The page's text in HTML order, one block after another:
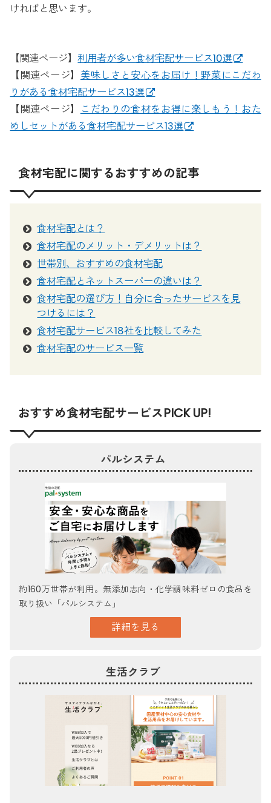
ければと思います。
【関連ページ】利用者が多い食材宅配サービス10選
【関連ページ】 美味しさと安心をお届け！野菜にこだわ
りがある食材宅配サービス13選
【関連ページ】
こだわりの食材をお得に楽しもう！おた
めしセットがある食材宅配サービス13選
食材宅配に関するおすすめの記事
食材宅配とは？
食材宅配のメリット・デメリットは？
世帯別、おすすめの食材宅配
食材宅配とネットスーパーの違いは？
食材宅配の選び方！自分に合ったサービスを見
つけるには？
食材宅配サービス18社を比較してみた
食材宅配のサービス一覧
おすすめ食材宅配サービスPICK UP!
パルシステム
約160万世帯が利用。無添加志向・化学調味料ゼロの食品を
取り扱い「パルシステム」
詳細を見る
生活クラブ